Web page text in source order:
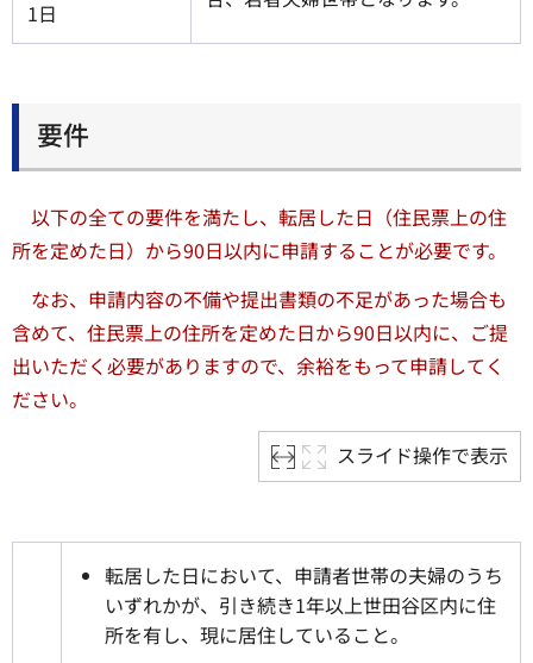
1日
要件
以下の全ての要件を満たし、転居した日（住民票上の住
所を定めた日）から90日以内に申請することが必要です。
なお、申請内容の不備や提出書類の不足があった場合も
含めて、住民票上の住所を定めた日から90日以内に、ご提
出いただく必要がありますので、余裕をもって申請してく
ださい。
スライド操作で表示
転居した日において、申請者世帯の夫婦のうち
いずれかが、引き続き1年以上世田谷区内に住
所を有し、現に居住していること。